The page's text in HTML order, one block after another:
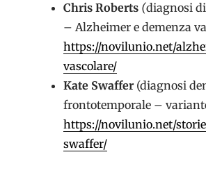
Chris Roberts (diagnosi
– Alzheimer e demenza
https://novilunio.net/
vascolare/
Kate Swaffer (diagnosi
frontotemporale –
https://novilunio.net/
swaffer/